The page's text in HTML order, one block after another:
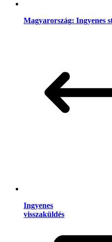
Magyarország: Ingyenes
Ingyenes
visszaküldés